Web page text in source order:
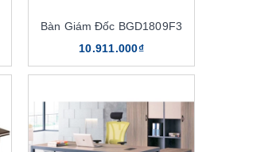
Bàn Giám Đốc BGD1809F3
10.911.000₫